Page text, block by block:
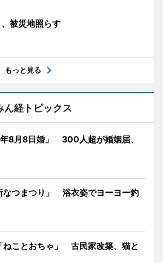
被災地照らす
もっと見る
ん経トピックス
8月8日婚」 300人超が婚姻届、
なつまつり」 浴衣姿でヨーヨー釣
ねことおちゃ」 古民家改築、猫と